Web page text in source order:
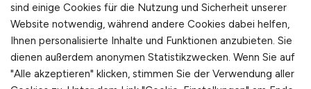
sind einige Cookies für die Nutzung und Sicherheit unserer
Website notwendig, während andere Cookies dabei helfen,
Ihnen personalisierte Inhalte und Funktionen anzubieten. Sie
dienen außerdem anonymen Statistikzwecken. Wenn Sie auf
"Alle akzeptieren" klicken, stimmen Sie der Verwendung aller